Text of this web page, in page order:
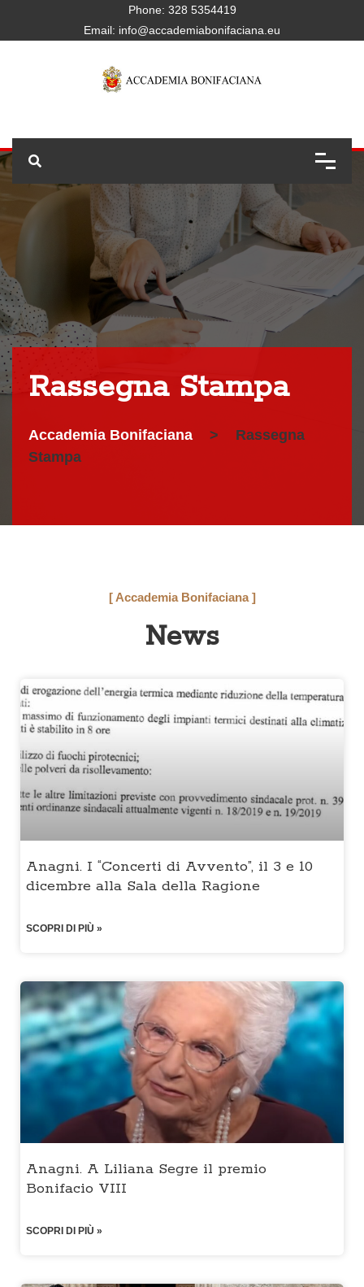
Phone: 328 5354419
Email: info@accademiabonifaciana.eu
Rassegna Stampa
Accademia Bonifaciana >
Rassegna
Stampa
[ Accademia Bonifaciana ]
News
Anagni. I “Concerti di Avvento”, il 3 e 10
dicembre alla Sala della Ragione
SCOPRI DI PIÙ »
Anagni. A Liliana Segre il premio
Bonifacio VIII
SCOPRI DI PIÙ »